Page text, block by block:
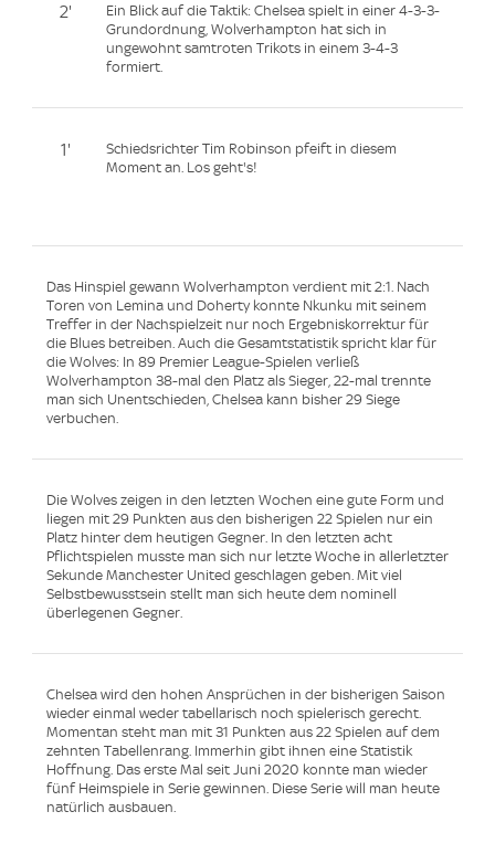
2'
Ein Blick auf die Taktik: Chelsea spielt in einer 4-3-3-
Grundordnung, Wolverhampton hat sich in
ungewohnt samtroten Trikots in einem 3-4-3
formiert.
1'
Schiedsrichter Tim Robinson pfeift in diesem
Moment an. Los geht's!
Das Hinspiel gewann Wolverhampton verdient mit 2:1. Nach
Toren von Lemina und Doherty konnte Nkunku mit seinem
Treffer in der Nachspielzeit nur noch Ergebniskorrektur für
die Blues betreiben. Auch die Gesamtstatistik spricht klar für
die Wolves: In 89 Premier League-Spielen verließ
Wolverhampton 38-mal den Platz als Sieger, 22-mal trennte
man sich Unentschieden, Chelsea kann bisher 29 Siege
verbuchen.
Die Wolves zeigen in den letzten Wochen eine gute Form und
liegen mit 29 Punkten aus den bisherigen 22 Spielen nur ein
Platz hinter dem heutigen Gegner. In den letzten acht
Pflichtspielen musste man sich nur letzte Woche in allerletzter
Sekunde Manchester United geschlagen geben. Mit viel
Selbstbewusstsein stellt man sich heute dem nominell
überlegenen Gegner.
Chelsea wird den hohen Ansprüchen in der bisherigen Saison
wieder einmal weder tabellarisch noch spielerisch gerecht.
Momentan steht man mit 31 Punkten aus 22 Spielen auf dem
zehnten Tabellenrang. Immerhin gibt ihnen eine Statistik
Hoffnung. Das erste Mal seit Juni 2020 konnte man wieder
fünf Heimspiele in Serie gewinnen. Diese Serie will man heute
natürlich ausbauen.